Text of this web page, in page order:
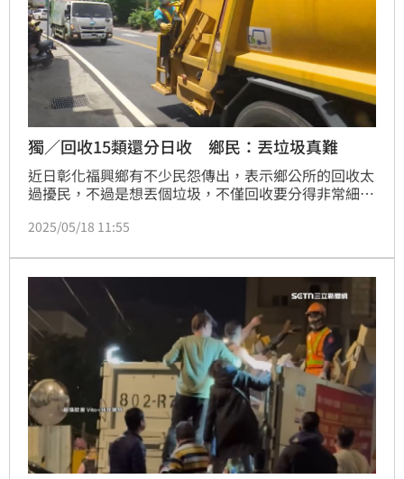
獨／回收15類還分日收 鄉民：丟垃圾真難
近日彰化福興鄉有不少民怨傳出，表示鄉公所的回收太
過擾民，不過是想丟個垃圾，不僅回收要分得非常細，
憶，再者多半鄉里以年長者居多，這樣的制度真的非常
回收車分日分項回收宣傳單，總計回收含廚餘共分15
類，且每天收的種類不同，雖然6月是試辦期，當地許
多居民都覺得非常不便，希望能有討論空間。
2025/05/18 11:55